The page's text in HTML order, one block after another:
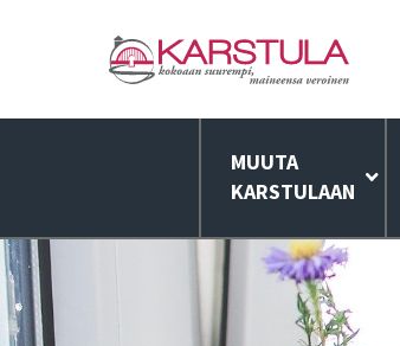
MUUTA
KARSTULAAN